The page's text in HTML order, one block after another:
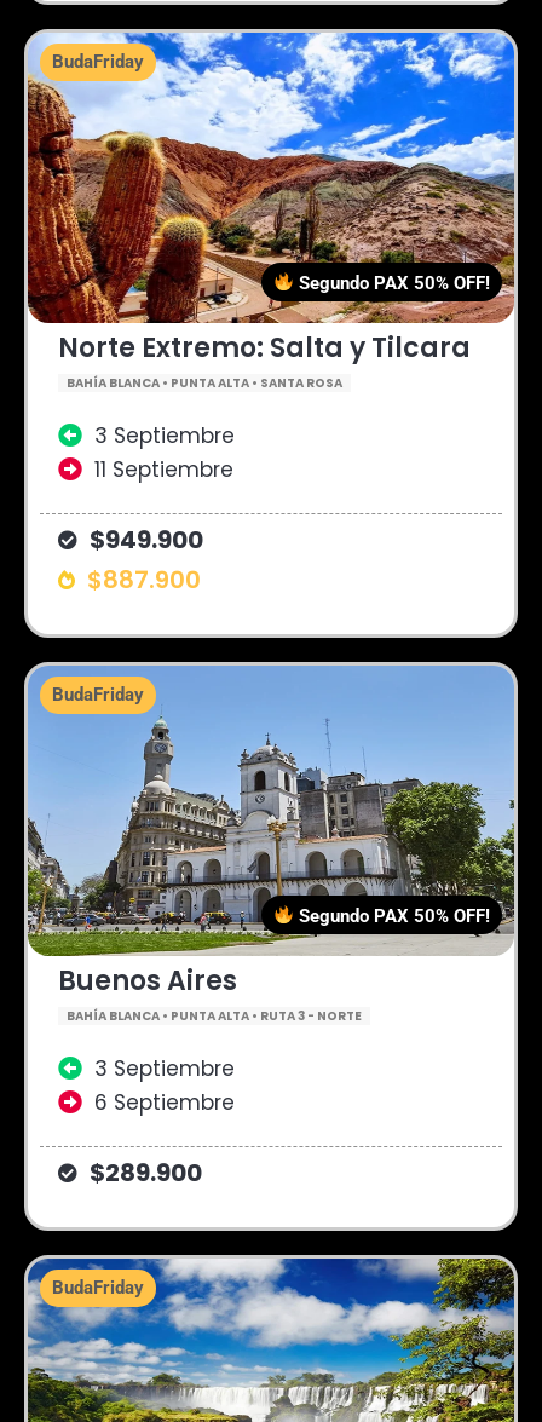
Norte Extremo: Salta y Tilcara
BAHÍA BLANCA • PUNTA ALTA • SANTA ROSA
3 Septiembre
11 Septiembre
$949.900
$887.900
BudaFriday
Segundo PAX 50% OFF!
Buenos Aires
BAHÍA BLANCA • PUNTA ALTA • RUTA 3 - NORTE
3 Septiembre
6 Septiembre
$289.900
BudaFriday
Segundo PAX 50% OFF!
BudaFriday